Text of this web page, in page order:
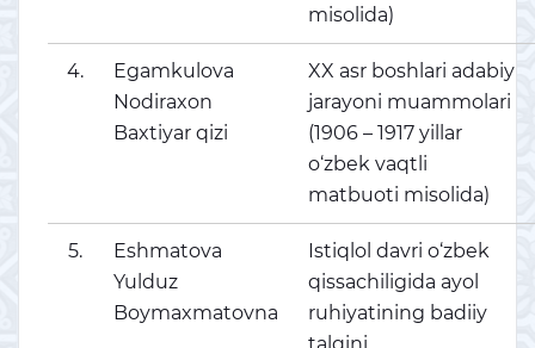
misolida)
4.
Egamkulova
Nodiraxon
Baxtiyar qizi
XX asr boshlari adabiy
jarayoni muammolari
(1906 – 1917 yillar
o‘zbek vaqtli
matbuoti misolida)
5.
Eshmatova
Yulduz
Boymaxmatovna
Istiqlol davri o‘zbek
qissachiligida ayol
ruhiyatining badiiy